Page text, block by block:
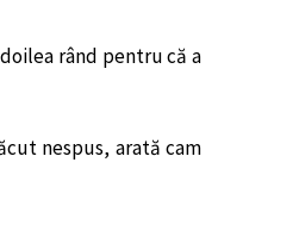
rând pentru că a
nespus, arată cam